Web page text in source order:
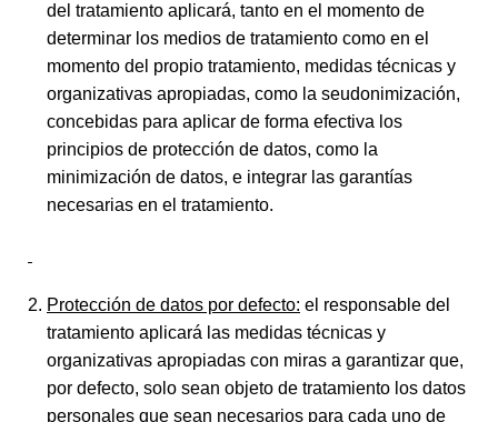
del tratamiento aplicará, tanto en el momento de
determinar los medios de tratamiento como en el
momento del propio tratamiento, medidas técnicas y
organizativas apropiadas, como la seudonimización,
concebidas para aplicar de forma efectiva los
principios de protección de datos, como la
minimización de datos, e integrar las garantías
necesarias en el tratamiento.
Protección de datos por defecto: el responsable del
tratamiento aplicará las medidas técnicas y
organizativas apropiadas con miras a garantizar que,
por defecto, solo sean objeto de tratamiento los datos
personales que sean necesarios para cada uno de